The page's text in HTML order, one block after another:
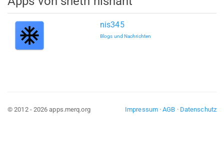
nis345
Blogs und Nachrichten
Impressum·AGB · Datenschutz
© 2012 - 2026 apps.merq.org